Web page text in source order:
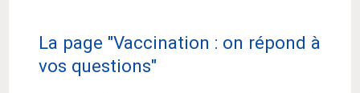
La page "Vaccination : on répond à
vos questions"